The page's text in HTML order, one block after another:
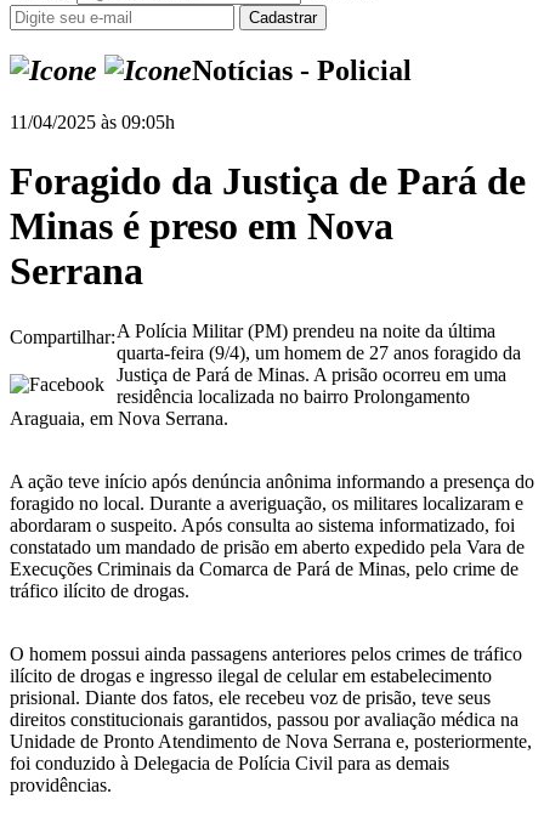
Notícias - Policial
11/04/2025 às 09:05h
Foragido da Justiça de Pará de
Minas é preso em Nova
Serrana
Compartilhar:A Polícia Militar (PM) prendeu na noite da última
quarta-feira (9/4), um homem de 27 anos foragido da
Justiça de Pará de Minas. A prisão ocorreu em uma
residência localizada no bairro Prolongamento
Araguaia, em Nova Serrana.
A ação teve início após denúncia anônima informando a presença do
foragido no local. Durante a averiguação, os militares localizaram e
abordaram o suspeito. Após consulta ao sistema informatizado, foi
constatado um mandado de prisão em aberto expedido pela Vara de
Execuções Criminais da Comarca de Pará de Minas, pelo crime de
tráfico ilícito de drogas.
O homem possui ainda passagens anteriores pelos crimes de tráfico
ilícito de drogas e ingresso ilegal de celular em estabelecimento
prisional. Diante dos fatos, ele recebeu voz de prisão, teve seus
direitos constitucionais garantidos, passou por avaliação médica na
Unidade de Pronto Atendimento de Nova Serrana e, posteriormente,
foi conduzido à Delegacia de Polícia Civil para as demais
providências.